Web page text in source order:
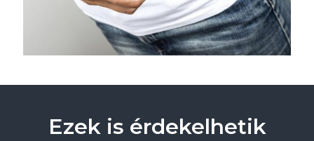
Ezek is érdekelhetik